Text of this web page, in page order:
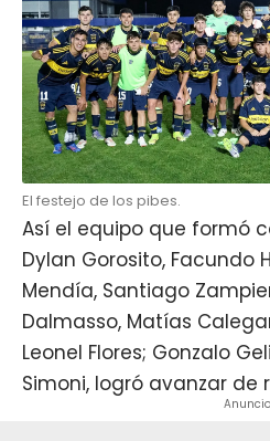
El festejo de los pibes.
Así el equipo que formó
Dylan Gorosito, Facundo
Mendía, Santiago
Dalmasso, Matías
Leonel Flores; Gonzalo
Simoni, logró avanzar de
Anuncio